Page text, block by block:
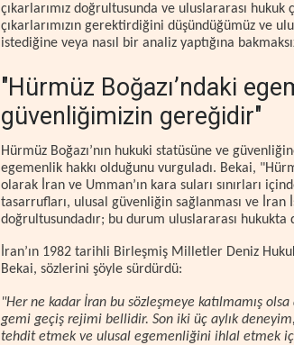
çıkarlarımız doğrultusunda ve uluslararası
çıkarlarımızın gerektirdiğini düşündüğümüz ve
istediğine veya nasıl bir analiz yaptığına
"Hürmüz Boğazı’ndaki
güvenliğimizin gereğidir"
Hürmüz Boğazı’nın hukuki statüsüne ve
egemenlik hakkı olduğunu vurguladı. Bekai,
olarak İran ve Umman’ın kara suları sınırları
tasarrufları, ulusal güvenliğin sağlanması ve İran
doğrultusundadır; bu durum uluslararası
İran’ın 1982 tarihli Birleşmiş Milletler Deniz
Bekai, sözlerini şöyle sürdürdü:
"Her ne kadar İran bu sözleşmeye katılmamış
gemi geçiş rejimi bellidir. Son iki üç aylık
tehdit etmek ve ulusal egemenliğini ihlal etmek